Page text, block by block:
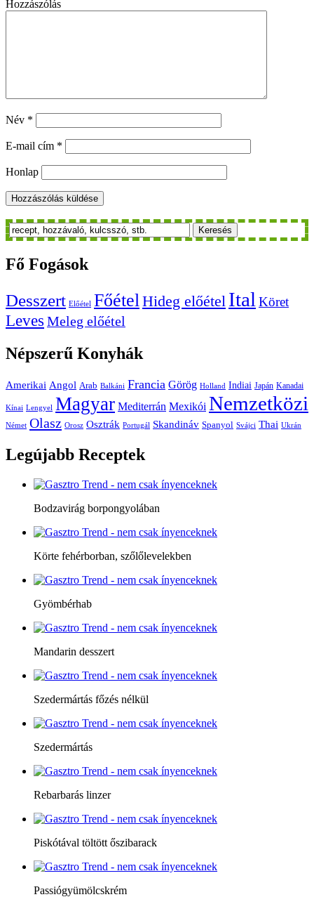
Hozzászólás
Név *
E-mail cím *
Honlap
Keresés
Fő Fogások
Desszert Előétel FőételHideg előétel Ital Köret
Leves Meleg előétel
Népszerű Konyhák
Amerikai Angol Arab Balkáni Francia Görög Holland Indiai Japán Kanadai
Kínai Lengyel Magyar Mediterrán Mexikói Nemzetközi
Német Olasz Orosz Osztrák Portugál Skandináv Spanyol Svájci Thai Ukrán
Legújabb Receptek
Bodzavirág borpongyolában
Körte fehérborban, szőlőlevelekben
Gyömbérhab
Mandarin desszert
Szedermártás főzés nélkül
Szedermártás
Rebarbarás linzer
Piskótával töltött őszibarack
Passiógyümölcskrém